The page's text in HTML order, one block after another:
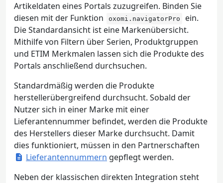
Artikeldaten eines Portals zuzugreifen. Binden Sie
diesen mit der Funktion
oxomi.navigatorPro
ein.
Die Standardansicht ist eine Markenübersicht.
Mithilfe von Filtern über Serien, Produktgruppen
und ETIM Merkmalen lassen sich die Produkte des
Portals anschließend durchsuchen.
Standardmäßig werden die Produkte
herstellerübergreifend durchsucht. Sobald der
Nutzer sich in einer Marke mit einer
Lieferantennummer befindet, werden die Produkte
des Herstellers dieser Marke durchsucht. Damit
dies funktioniert, müssen in den Partnerschaften
Lieferantennummern gepflegt werden.
Neben der klassischen direkten Integration steht